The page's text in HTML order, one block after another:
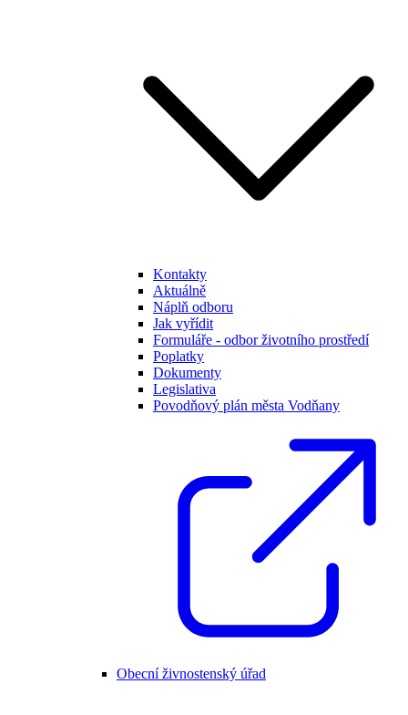
Kontakty
Aktuálně
Náplň odboru
Jak vyřídit
Formuláře - odbor životního prostředí
Poplatky
Dokumenty
Legislativa
Povodňový plán města Vodňany
Obecní živnostenský úřad